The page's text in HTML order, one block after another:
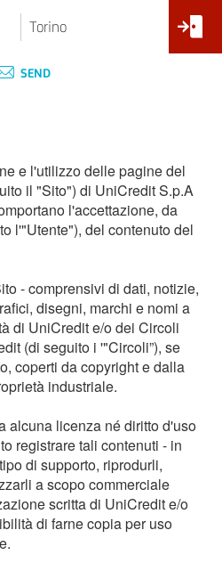
Torino
SEND
e l'utilizzo delle pagine del
il "Sito") di UniCredit S.p.A
l'accettazione, da
l'"Utente"), del contenuto del
- comprensivi di dati, notizie,
disegni, marchi e nomi a
di UniCredit e/o dei Circoli
(di seguito i '"Circoli”), se
coperti da copyright e dalla
industriale.
alcuna licenza né diritto d'uso
registrare tali contenuti - in
di supporto, riprodurli,
a scopo commerciale
scritta di UniCredit e/o
di farne copia per uso